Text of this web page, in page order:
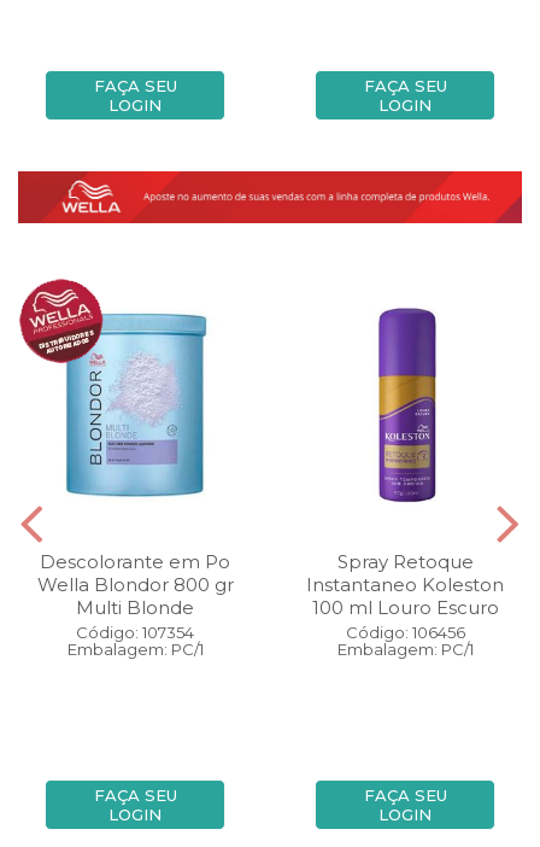
FAÇA SEU
LOGIN
FAÇA SEU
LOGIN
Descolorante em Po
Wella Blondor 800 gr
Multi Blonde
Código: 107354
Embalagem: PC/1
FAÇA SEU
LOGIN
Spray Retoque
Instantaneo Koleston
100 ml Louro Escuro
Código: 106456
Embalagem: PC/1
FAÇA SEU
LOGIN